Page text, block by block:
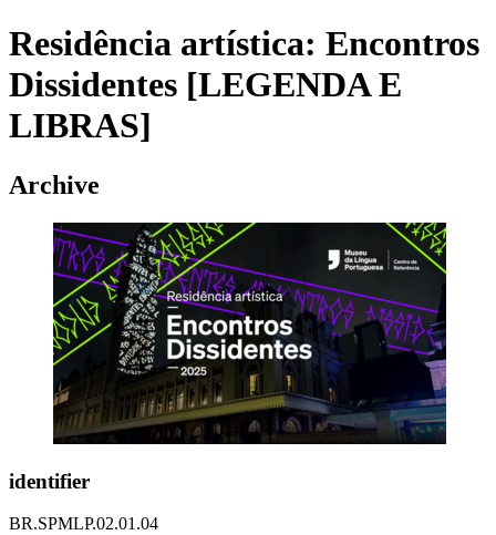
Residência artística: Encontros
Dissidentes [LEGENDA E
LIBRAS]
Archive
identifier
BR.SPMLP.02.01.04